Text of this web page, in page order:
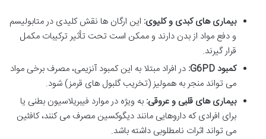
بیماری های کبدی و کلیوی: این ارگان ها نقش کلیدی در متابولیسم
و دفع مواد از بدن دارند و ممکن است تحت تأثیر ترکیبات مکمل
قرار گیرند.
کمبود G6PD:
در افراد مبتلا به این کمبود آنزیمی، مصرف برخی مواد
می تواند منجر به همولیز (تخریب گلبول های قرمز) شود.
بیماری های قلبی و عروقی: به ویژه در موارد فیبریلاسیون بطنی یا
برای افرادی که داروهایی مانند دیگوکسین مصرف می کنند، کافئین
می تواند اثرات نامطلوبی داشته باشد.